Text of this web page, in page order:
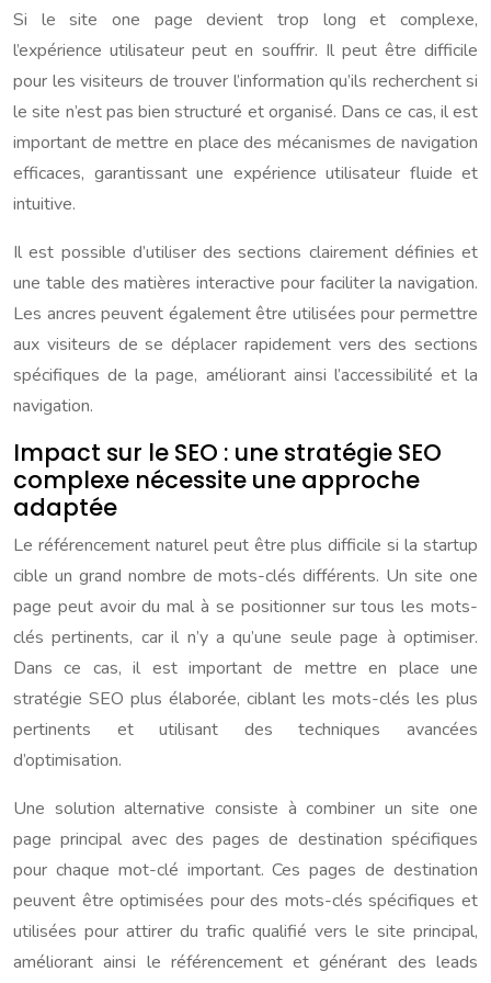
Si le site one page devient trop long et complexe,
l’expérience utilisateur peut en souffrir. Il peut être difficile
pour les visiteurs de trouver l’information qu’ils recherchent si
le site n’est pas bien structuré et organisé. Dans ce cas, il est
important de mettre en place des mécanismes de navigation
efficaces, garantissant une expérience utilisateur fluide et
intuitive.
Il est possible d’utiliser des sections clairement définies et
une table des matières interactive pour faciliter la navigation.
Les ancres peuvent également être utilisées pour permettre
aux visiteurs de se déplacer rapidement vers des sections
spécifiques de la page, améliorant ainsi l’accessibilité et la
navigation.
Impact sur le SEO : une stratégie SEO
complexe nécessite une approche
adaptée
Le référencement naturel peut être plus difficile si la startup
cible un grand nombre de mots-clés différents. Un site one
page peut avoir du mal à se positionner sur tous les mots-
clés pertinents, car il n’y a qu’une seule page à optimiser.
Dans ce cas, il est important de mettre en place une
stratégie SEO plus élaborée, ciblant les mots-clés les plus
pertinents et utilisant des techniques avancées
d’optimisation.
Une solution alternative consiste à combiner un site one
page principal avec des pages de destination spécifiques
pour chaque mot-clé important. Ces pages de destination
peuvent être optimisées pour des mots-clés spécifiques et
utilisées pour attirer du trafic qualifié vers le site principal,
améliorant ainsi le référencement et générant des leads